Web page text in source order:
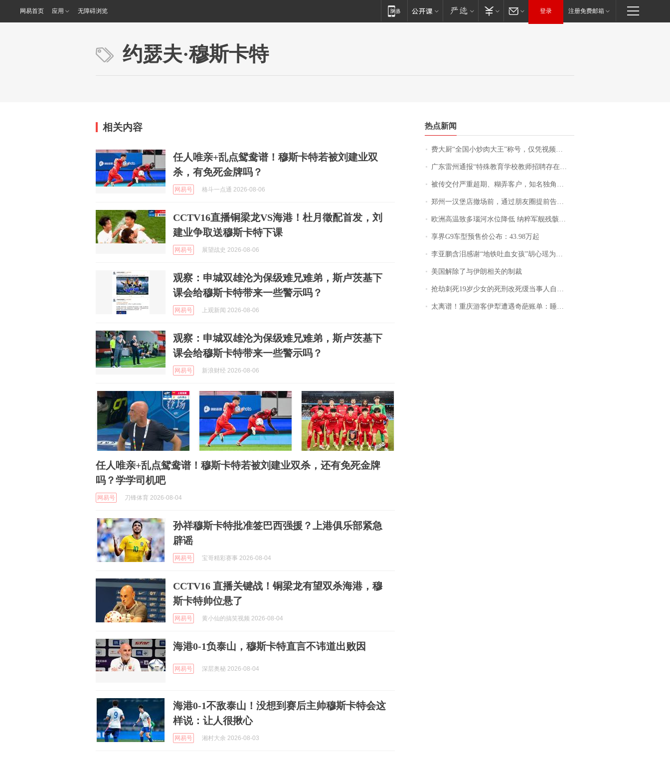
网易首页 应用 无障碍浏览 登录 注册免费邮箱
约瑟夫·穆斯卡特
相关内容
任人唯亲+乱点鸳鸯谱！穆斯卡特若被刘建业双
杀，有免死金牌吗？
网易号 格斗一点通 2026-08-06
CCTV16直播铜梁龙VS海港！杜月徵配首发，刘
建业争取送穆斯卡特下课
网易号 展望战史 2026-08-06
观察：申城双雄沦为保级难兄难弟，斯卢茨基下
课会给穆斯卡特带来一些警示吗？
网易号 上观新闻 2026-08-06
观察：申城双雄沦为保级难兄难弟，斯卢茨基下
课会给穆斯卡特带来一些警示吗？
网易号 新浪财经 2026-08-06
任人唯亲+乱点鸳鸯谱！穆斯卡特若被刘建业双杀，还有免死金牌
吗？学学司机吧
网易号 刀锋体育 2026-08-04
孙祥穆斯卡特批准签巴西强援？上港俱乐部紧急
辟谣
网易号 宝哥精彩赛事 2026-08-04
CCTV16 直播关键战！铜梁龙有望双杀海港，穆
斯卡特帅位悬了
网易号 黄小仙的搞笑视频 2026-08-04
海港0-1负泰山，穆斯卡特直言不讳道出败因
网易号 深层奥秘 2026-08-04
海港0-1不敌泰山！没想到赛后主帅穆斯卡特会这
样说：让人很揪心
网易号 湘村大余 2026-08-03
热点新闻
费大厨“全国小炒肉大王”称号，仅凭视频评出？中国烹饪协会回应
广东雷州通报“特殊教育学校教师招聘存在违规行为”：已启动问责程序 副校长被停职
被传交付严重超期、糊弄客户，知名独角兽车企创始人回应：都没证据，将依法采取措施，“本人长期与美国交管局保持沟通，对方表示肯定”
郑州一汉堡店撤场前，通过朋友圈提前告知逐一退费，有顾客仅剩1元也全被退回，分文不少；顾客：言而有信，让人感动
欧洲高温致多瑙河水位降低 纳粹军舰残骸重见天日
享界G9车型预售价公布：43.98万起
李亚鹏含泪感谢“地铁吐血女孩”胡心瑶为嫣然天使捐99999元：这份捐赠太沉重，尊重其捐赠意愿，个人向胡心瑶和她的病友之家各捐赠99999元
美国解除了与伊朗相关的制裁
抢劫刺死19岁少女的死刑改死缓当事人自述：出狱11年间始终刻意躲避被害人家属
太离谱！重庆游客伊犁遭遇奇葩账单：睡自己车里，被酒店收了150元“住宿费”